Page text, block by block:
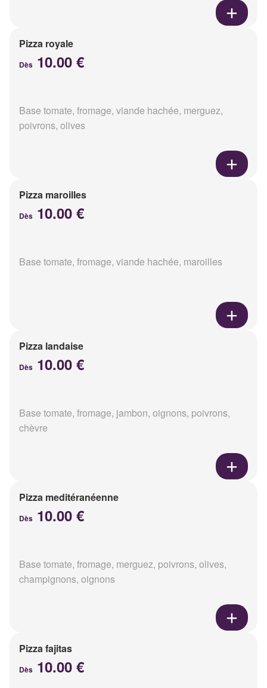
Pizza royale
Dès 10.00 €
Base tomate, fromage, viande hachée, merguez,
poivrons, olives
Pizza maroilles
Dès 10.00 €
Base tomate, fromage, viande hachée, maroilles
Pizza landaise
Dès 10.00 €
Base tomate, fromage, jambon, oignons, poivrons,
chèvre
Pizza meditéranéenne
Dès 10.00 €
Base tomate, fromage, merguez, poivrons, olives,
champignons, oignons
Pizza fajitas
Dès 10.00 €